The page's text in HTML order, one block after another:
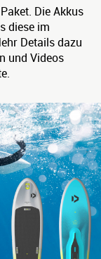
Die Akkus
diese im
Details dazu
und Videos